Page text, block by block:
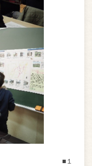
学校 ■１